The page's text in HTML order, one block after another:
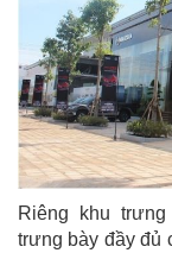
Riêng khu
trưng bày đầy đủ